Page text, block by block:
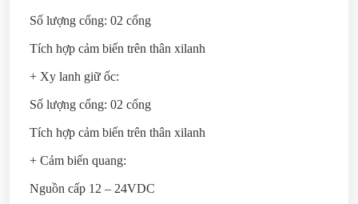
Số lượng cổng: 02 cổng
Tích hợp cảm biến trên thân xilanh
+ Xy lanh giữ ốc:
Số lượng cổng: 02 cổng
Tích hợp cảm biến trên thân xilanh
+ Cảm biến quang:
Nguồn cấp 12 – 24VDC